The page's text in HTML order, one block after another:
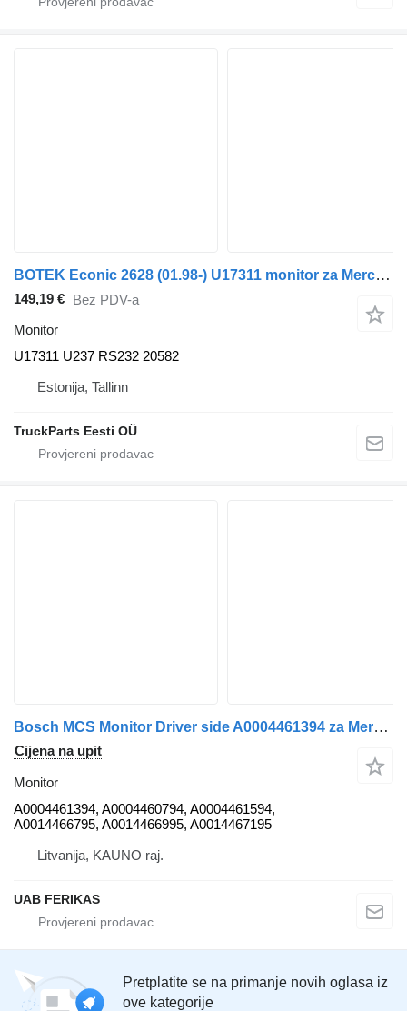
BOTEK Econic 2628 (01.98-) U17311 monitor za Mercedes-Benz Econic (1998-2014) tegljača
149,19 € Bez PDV-a
Monitor
U17311 U237 RS232 20582
Estonija, Tallinn
TruckParts Eesti OÜ
Bosch MCS Monitor Driver side A0004461394 za Mercedes-Benz Actros MP5 tegljača
Cijena na upit
Monitor
A0004461394, A0004460794, A0004461594,
A0014466795, A0014466995, A0014467195
Litvanija, KAUNO raj.
UAB FERIKAS
Pretplatite se na primanje novih oglasa iz
ove kategorije